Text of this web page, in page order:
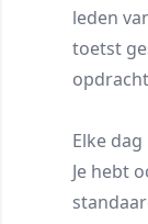
leden
toetst
Elke
Je hebt